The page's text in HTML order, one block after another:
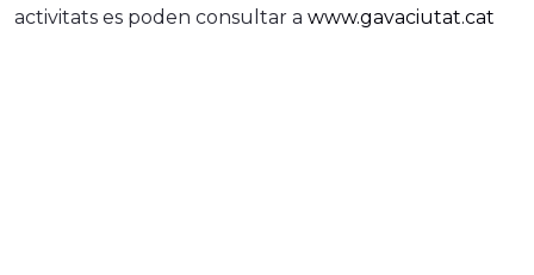
activitats es poden consultar a www.gavaciutat.cat